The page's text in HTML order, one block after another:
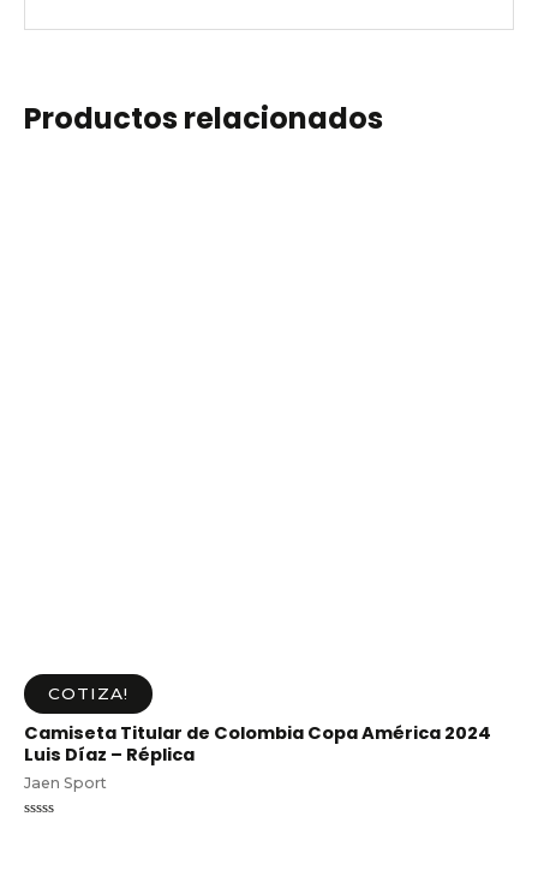
Productos relacionados
COTIZA!
Camiseta Titular de Colombia Copa América 2024
Luis Díaz – Réplica
Jaen Sport